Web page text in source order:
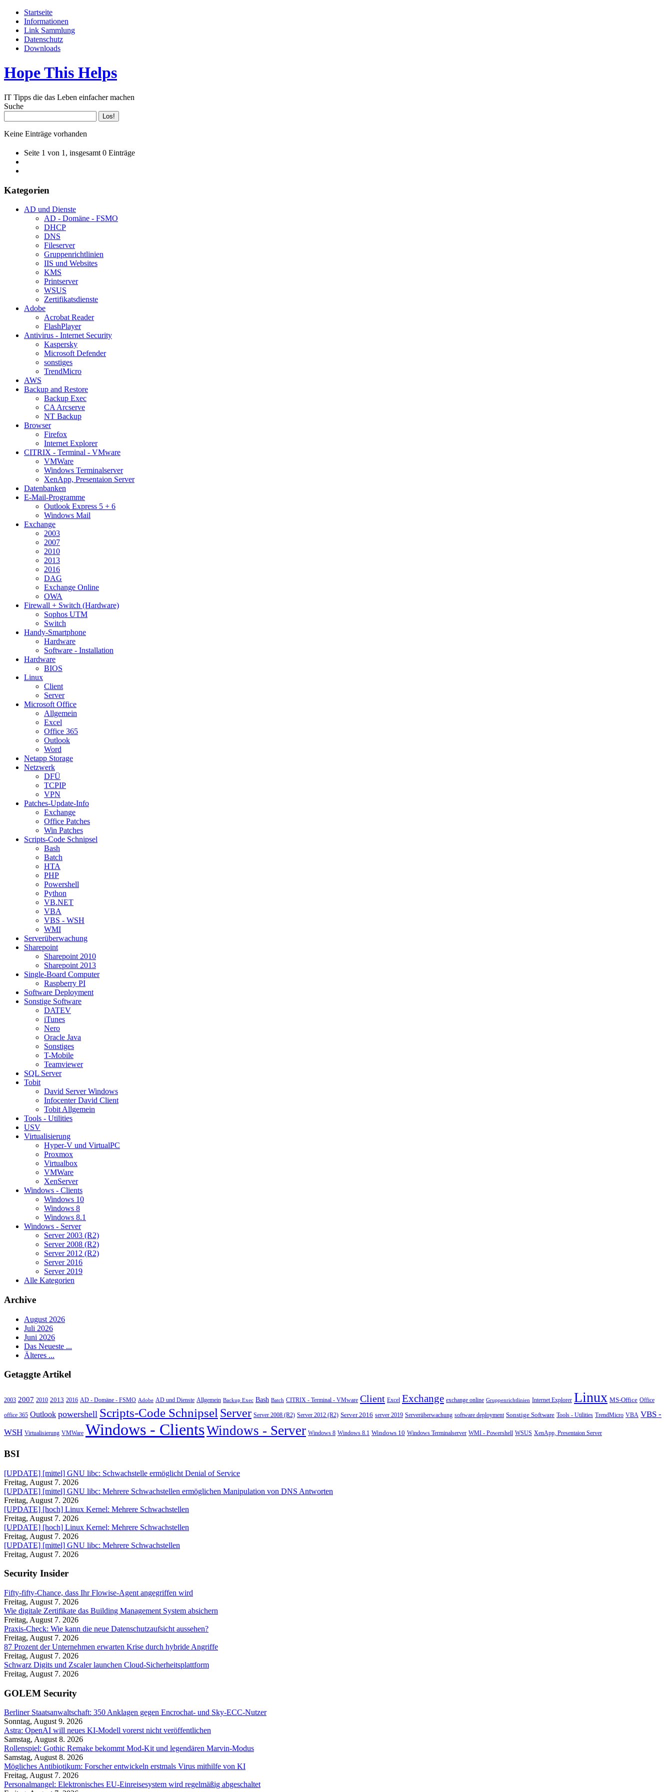
Startseite
Informationen
Link Sammlung
Datenschutz
Downloads
Hope This Helps
IT Tipps die das Leben einfacher machen
Suche
Keine Einträge vorhanden
Seite 1 von 1, insgesamt 0 Einträge
Kategorien
AD und Dienste
AD - Domäne - FSMO
DHCP
DNS
Fileserver
Gruppenrichtlinien
IIS und Websites
KMS
Printserver
WSUS
Zertifikatsdienste
Adobe
Acrobat Reader
FlashPlayer
Antivirus - Internet Security
Kaspersky
Microsoft Defender
sonstiges
TrendMicro
AWS
Backup and Restore
Backup Exec
CA Arcserve
NT Backup
Browser
Firefox
Internet Explorer
CITRIX - Terminal - VMware
VMWare
Windows Terminalserver
XenApp, Presentaion Server
Datenbanken
E-Mail-Programme
Outlook Express 5 + 6
Windows Mail
Exchange
2003
2007
2010
2013
2016
DAG
Exchange Online
OWA
Firewall + Switch (Hardware)
Sophos UTM
Switch
Handy-Smartphone
Hardware
Software - Installation
Hardware
BIOS
Linux
Client
Server
Microsoft Office
Allgemein
Excel
Office 365
Outlook
Word
Netapp Storage
Netzwerk
DFÜ
TCPIP
VPN
Patches-Update-Info
Exchange
Office Patches
Win Patches
Scripts-Code Schnipsel
Bash
Batch
HTA
PHP
Powershell
Python
VB.NET
VBA
VBS - WSH
WMI
Serverüberwachung
Sharepoint
Sharepoint 2010
Sharepoint 2013
Single-Board Computer
Raspberry PI
Software Deployment
Sonstige Software
DATEV
iTunes
Nero
Oracle Java
Sonstiges
T-Mobile
Teamviewer
SQL Server
Tobit
David Server Windows
Infocenter David Client
Tobit Allgemein
Tools - Utilities
USV
Virtualisierung
Hyper-V und VirtualPC
Proxmox
Virtualbox
VMWare
XenServer
Windows - Clients
Windows 10
Windows 8
Windows 8.1
Windows - Server
Server 2003 (R2)
Server 2008 (R2)
Server 2012 (R2)
Server 2016
Server 2019
Alle Kategorien
Archive
August 2026
Juli 2026
Juni 2026
Das Neueste ...
Älteres ...
Getaggte Artikel
2003 2007 2010 2013 2016 AD - Domäne - FSMO Adobe AD und Dienste Allgemein Backup Exec Bash Batch CITRIX - Terminal - VMware Client Excel Exchange exchange online Gruppenrichtlinien Internet Explorer Linux MS-Office Office
office 365 Outlook powershell Scripts-Code SchnipselServer Server 2008 (R2) Server 2012 (R2) Server 2016 server 2019 Serverüberwachung software deployment Sonstige Software Tools - Utilities TrendMicro VBA VBS -
WSH Virtualisierung VMWare Windows - ClientsWindows - Server Windows 8 Windows 8.1 Windows 10 Windows Terminalserver WMI - Powershell WSUS XenApp, Presentaion Server
BSI
[UPDATE] [mittel] GNU libc: Schwachstelle ermöglicht Denial of Service
Freitag, August 7. 2026
[UPDATE] [mittel] GNU libc: Mehrere Schwachstellen ermöglichen Manipulation von DNS Antworten
Freitag, August 7. 2026
[UPDATE] [hoch] Linux Kernel: Mehrere Schwachstellen
Freitag, August 7. 2026
[UPDATE] [hoch] Linux Kernel: Mehrere Schwachstellen
Freitag, August 7. 2026
[UPDATE] [mittel] GNU libc: Mehrere Schwachstellen
Freitag, August 7. 2026
Security Insider
Fifty-fifty-Chance, dass Ihr Flowise-Agent angegriffen wird
Freitag, August 7. 2026
Wie digitale Zertifikate das Building Management System absichern
Freitag, August 7. 2026
Praxis-Check: Wie kann die neue Datenschutzaufsicht aussehen?
Freitag, August 7. 2026
87 Prozent der Unternehmen erwarten Krise durch hybride Angriffe
Freitag, August 7. 2026
Schwarz Digits und Zscaler launchen Cloud-Sicherheitsplattform
Freitag, August 7. 2026
GOLEM Security
Berliner Staatsanwaltschaft: 350 Anklagen gegen Encrochat- und Sky-ECC-Nutzer
Sonntag, August 9. 2026
Astra: OpenAI will neues KI-Modell vorerst nicht veröffentlichen
Samstag, August 8. 2026
Rollenspiel: Gothic Remake bekommt Mod-Kit und legendären Marvin-Modus
Samstag, August 8. 2026
Mögliches Antibiotikum: Forscher entwickeln erstmals Virus mithilfe von KI
Freitag, August 7. 2026
Personalmangel: Elektronisches EU-Einreisesystem wird regelmäßig abgeschaltet